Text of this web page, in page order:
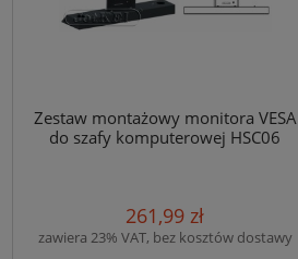
Skrzynka na listy i paczki - 23001 - Jotkel
D
Zestaw montażowy monitora VESA
do szafy komputerowej HSC06
261,99 zł
zawiera 23% VAT, bez kosztów dostawy